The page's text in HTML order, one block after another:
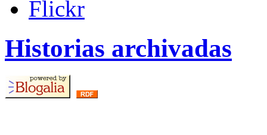
Flickr
Historias archivadas